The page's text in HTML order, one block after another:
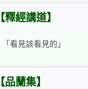
【釋經講道】
「看見該看見的」
【品蘭集】